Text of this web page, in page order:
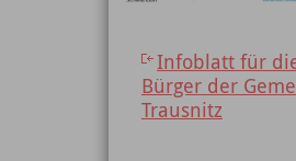
Infoblatt für
Bürger der
Trausnitz